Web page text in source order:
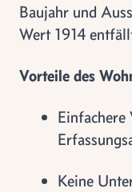
Baujahr und
Wert 1914
Vorteile des
Einfachere
Keine